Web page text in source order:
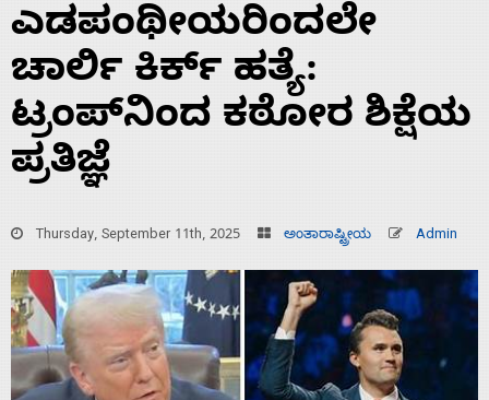
ಎಡಪಂಥೀಯರಿಂದಲೇ
ಚಾರ್ಲಿ ಕಿರ್ಕ್‌ ಹತ್ಯೆ:
ಟ್ರಂಪ್‌ನಿಂದ ಕಠೋರ ಶಿಕ್ಷೆಯ
ಪ್ರತಿಜ್ಞೆ
Thursday, September 11th, 2025 ಅಂತಾರಾಷ್ಟ್ರೀಯ Admin